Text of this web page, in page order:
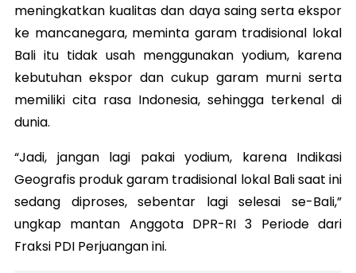
meningkatkan kualitas dan daya saing serta ekspor
ke mancanegara, meminta garam tradisional lokal
Bali itu tidak usah menggunakan yodium, karena
kebutuhan ekspor dan cukup garam murni serta
memiliki cita rasa Indonesia, sehingga terkenal di
dunia.
“Jadi, jangan lagi pakai yodium, karena Indikasi
Geografis produk garam tradisional lokal Bali saat ini
sedang diproses, sebentar lagi selesai se-Bali,”
ungkap mantan Anggota DPR-RI 3 Periode dari
Fraksi PDI Perjuangan ini.